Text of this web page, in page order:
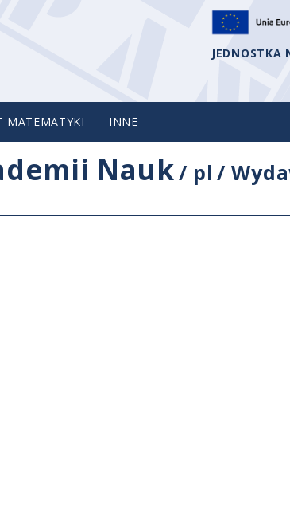
JEDNOSTKA
MATEMATYKI INNE
Nauk/ pl /